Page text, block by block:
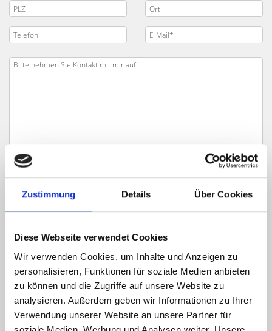
Zustimmung Details Über Cookies
Diese Webseite verwendet Cookies
Wir verwenden Cookies, um Inhalte und Anzeigen zu
personalisieren, Funktionen für soziale Medien anbieten
zu können und die Zugriffe auf unsere Website zu
analysieren. Außerdem geben wir Informationen zu Ihrer
Verwendung unserer Website an unsere Partner für
zu, dass meine Angaben und Daten zur Beantwortung meiner Anfrage
elektronisch erhoben und gespeichert werden.
Hinweis: Sie können Ihre Einwilligung jederzeit für die Zukunft per E-Mail
an info@hegerich-immobilien.de widerrufen. *
* Pflichtfelder
Absenden